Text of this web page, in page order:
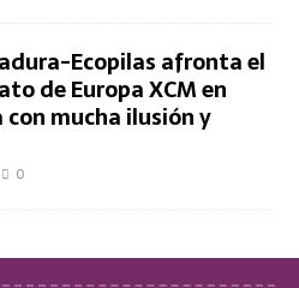
Ecopilas afronta el
de Europa XCM en
mucha ilusión y
0